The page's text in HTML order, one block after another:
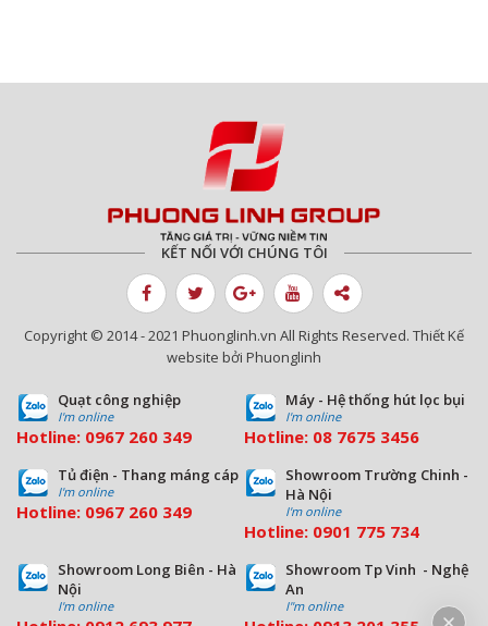
KẾT NỐI VỚI CHÚNG TÔI
Copyright © 2014 - 2021 Phuonglinh.vn All Rights Reserved. Thiết Kế
website bởi Phuonglinh
Quạt công nghiệp
I'm online
Hotline: 0967 260 349
Máy - Hệ thống hút lọc bụi
I'm online
Hotline: 08 7675 3456
Tủ điện - Thang máng cáp
I'm online
Hotline: 0967 260 349
Showroom Trường Chinh -
Hà Nội
I'm online
Hotline: 0901 775 734
Showroom Long Biên - Hà
Nội
I'm online
Showroom Tp Vinh - Nghệ
An
I''m online